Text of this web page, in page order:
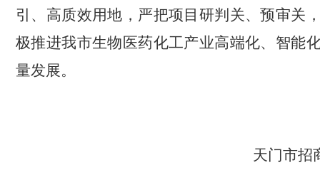
引、高质效用地，严把项目研判关、预审关
极推进我市生物医药化工产业高端化、智能
量发展。
天门市招